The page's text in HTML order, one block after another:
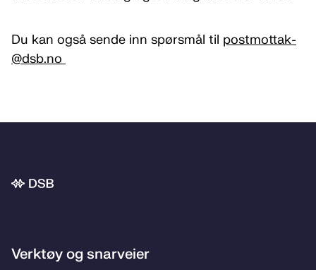
Du kan også sende inn spørsmål til postmottak­
@dsb.no
Bunnområde
Verktøy og snarveier